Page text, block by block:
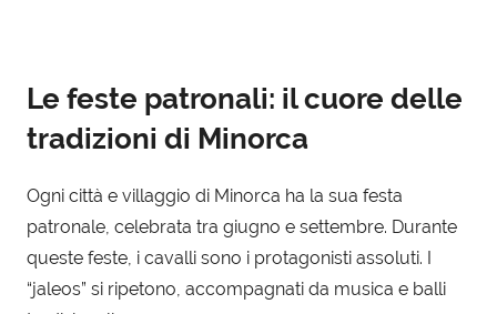
Le feste patronali: il cuore delle
tradizioni di Minorca
Ogni città e villaggio di Minorca ha la sua festa
patronale, celebrata tra giugno e settembre. Durante
queste feste, i cavalli sono i protagonisti assoluti. I
“jaleos” si ripetono, accompagnati da musica e balli